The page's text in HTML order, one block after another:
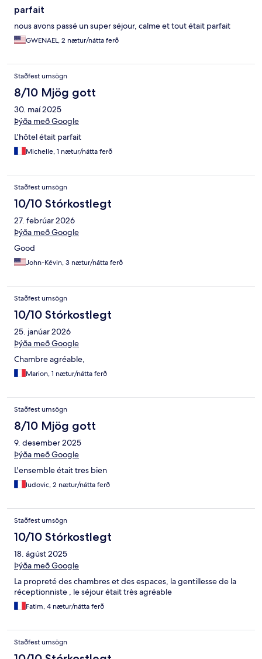
parfait
nous avons passé un super séjour, calme et tout était parfait
GWENAEL, 2 nætur/nátta ferð
Staðfest umsögn
8/10 Mjög gott
30. maí 2025
Þýða með Google
L'hôtel était parfait
Michelle, 1 nætur/nátta ferð
Staðfest umsögn
10/10 Stórkostlegt
27. febrúar 2026
Þýða með Google
Good
John-Kévin, 3 nætur/nátta ferð
Staðfest umsögn
10/10 Stórkostlegt
25. janúar 2026
Þýða með Google
Chambre agréable,
Marion, 1 nætur/nátta ferð
Staðfest umsögn
8/10 Mjög gott
9. desember 2025
Þýða með Google
L'ensemble était tres bien
ludovic, 2 nætur/nátta ferð
Staðfest umsögn
10/10 Stórkostlegt
18. ágúst 2025
Þýða með Google
La propreté des chambres et des espaces, la gentillesse de la
réceptionniste , le séjour était très agréable
Fatim, 4 nætur/nátta ferð
Staðfest umsögn